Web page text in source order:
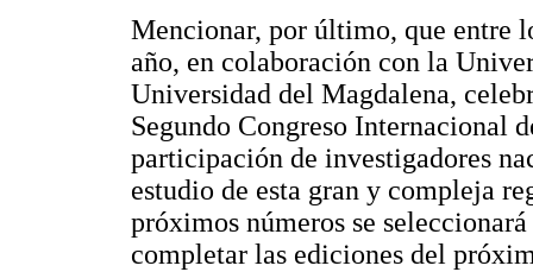
Mencionar, por último, que entre
año, en colaboración con la
Universidad del Magdalena,
Segundo Congreso Internacional
participación de investigadores
estudio de esta gran y compleja
próximos números se
completar las ediciones del